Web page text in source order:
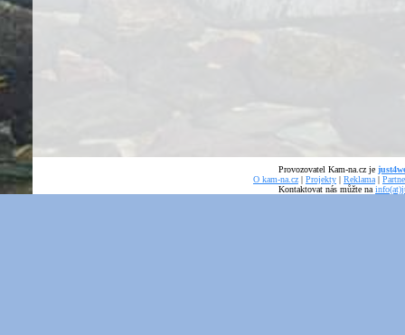
Provozovatel Kam-na.cz je
O kam-na.cz | Projekty | Reklama |
Kontaktovat nás můžte na